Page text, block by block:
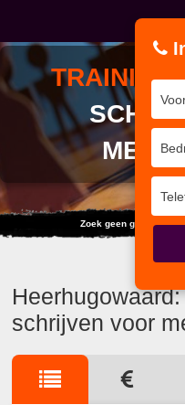
TRAINING
Zoek geen grote
schrijven voor